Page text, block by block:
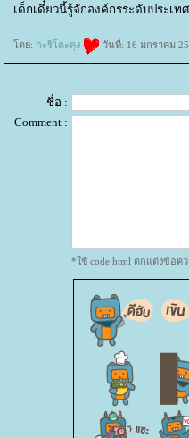
เด็กเดี๋ยวนี้รู้จักองค์กรระดับประเ
ดย: กะริโตะคุง วันที่: 16 มกราคม
ชื่อ :
Comment :
*ใช้ code html ตกแต่งข้อค